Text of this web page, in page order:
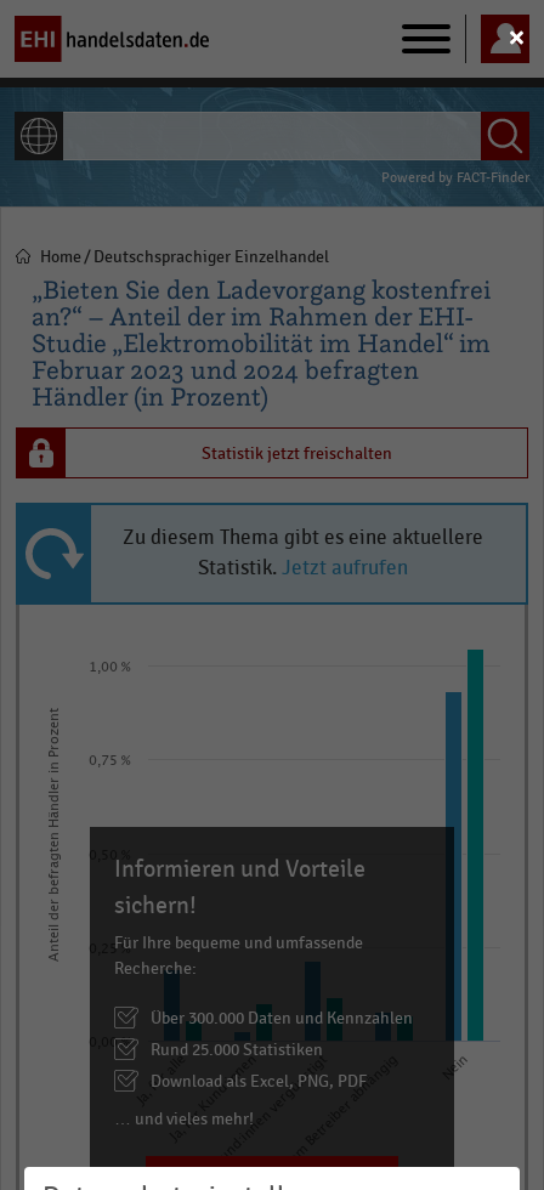
Main
navigation
Powered by FACT-Finder
Pfadnavigation
Home Deutschsprachiger Einzelhandel
„Bieten Sie den Ladevorgang kostenfrei
an?“ – Anteil der im Rahmen der EHI-
Studie „Elektromobilität im Handel“ im
Februar 2023 und 2024 befragten
Händler (in Prozent)
Statistik jetzt freischalten
Zu diesem Thema gibt es eine aktuellere
Statistik. Jetzt aufrufen
data
series.
The
chart
has
axis
displaying
categories.
categories.
has
Anteil der befragten Händler in Prozent
Ja, für alleJa, für Kund:innen
Für Kund:innen vergünstigt
Vom Betreiber abhängig Nein
0,00 %
0,25 %
0,75 %
1,00 %
Informieren und Vorteile
sichern!
Für Ihre bequeme und umfassende
Recherche:
Über 300.000 Daten und Kennzahlen
Rund 25.000 Statistiken
Download als Excel, PNG, PDF
… und vieles mehr!